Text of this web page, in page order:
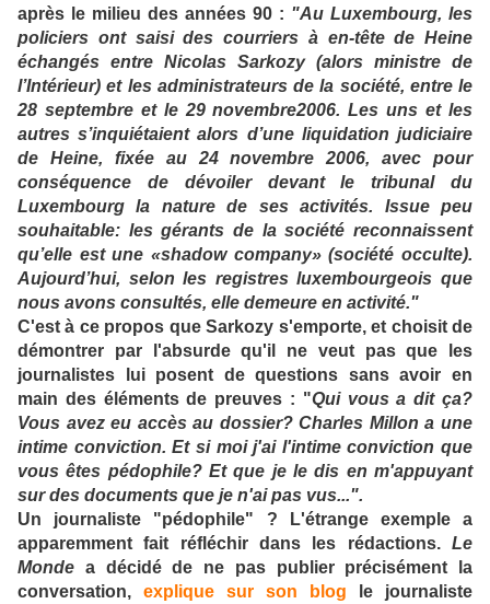
après le milieu des années 90 : "Au Luxembourg, les
policiers ont saisi des courriers à en-tête de Heine
échangés entre Nicolas Sarkozy (alors ministre de
l’Intérieur) et les administrateurs de la société, entre le
28 septembre et le 29 novembre2006. Les uns et les
autres s’inquiétaient alors d’une liquidation judiciaire
de Heine, fixée au 24 novembre 2006, avec pour
conséquence de dévoiler devant le tribunal du
Luxembourg la nature de ses activités. Issue peu
souhaitable: les gérants de la société reconnaissent
qu’elle est une «shadow company» (société occulte).
Aujourd’hui, selon les registres luxembourgeois que
nous avons consultés, elle demeure en activité."
C'est à ce propos que Sarkozy s'emporte, et choisit de
démontrer par l'absurde qu'il ne veut pas que les
journalistes lui posent de questions sans avoir en
main des éléments de preuves : "Qui vous a dit ça?
Vous avez eu accès au dossier? Charles Millon a une
intime conviction. Et si moi j'ai l'intime conviction que
vous êtes pédophile? Et que je le dis en m'appuyant
sur des documents que je n'ai pas vus...".
Un journaliste "pédophile" ? L'étrange exemple a
apparemment fait réfléchir dans les rédactions. Le
Monde a décidé de ne pas publier précisément la
conversation, explique sur son blog le journaliste